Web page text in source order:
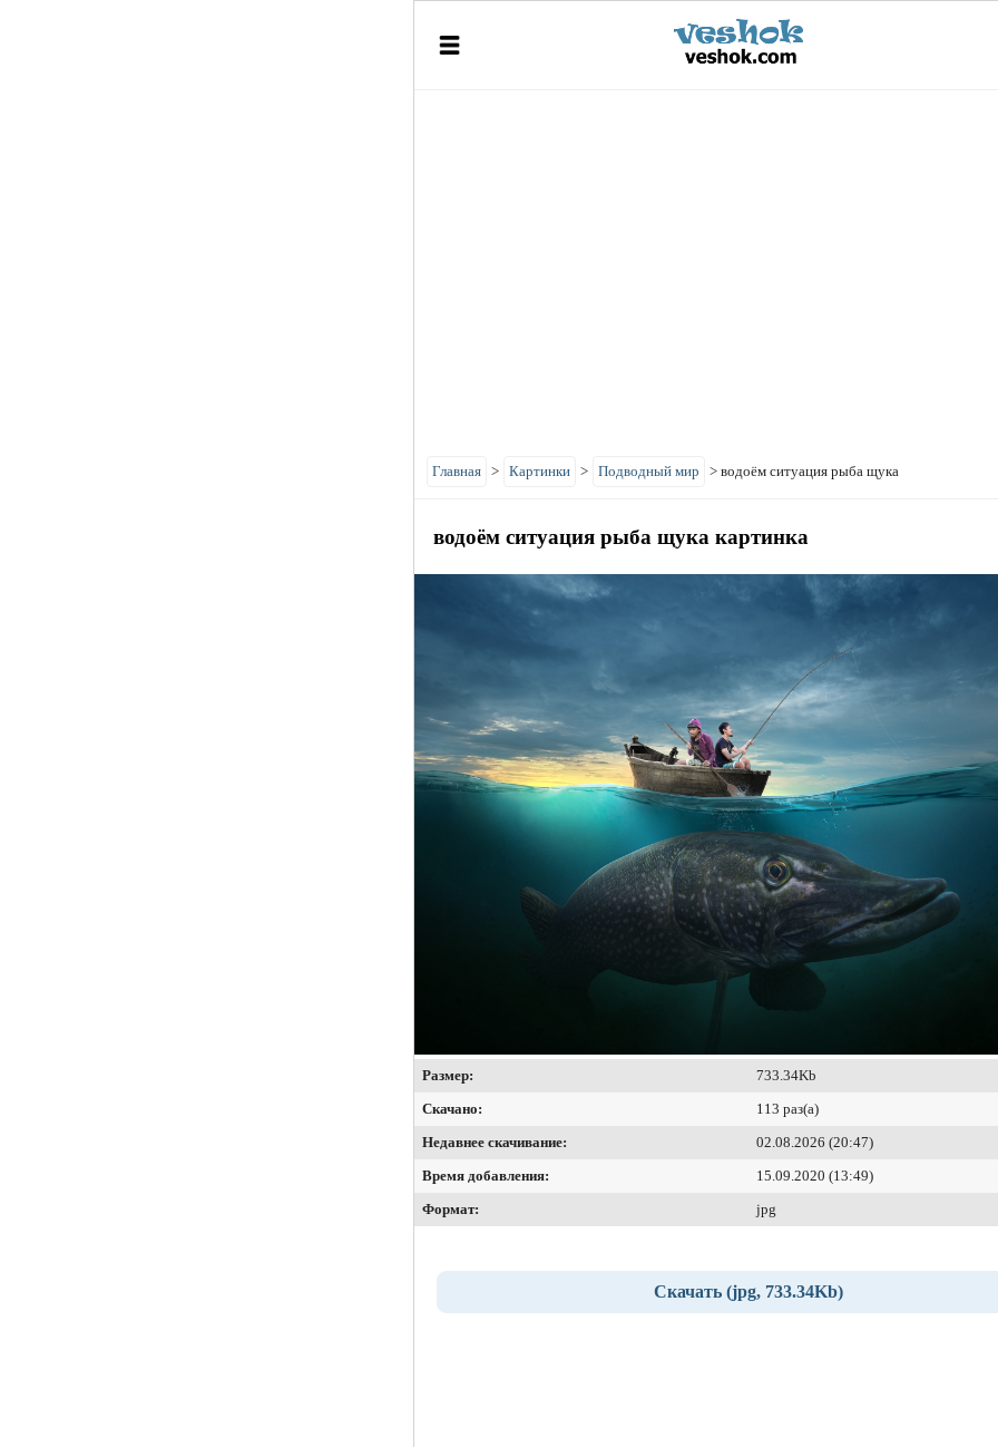
Главная > Картинки > Подводный мир > водоём ситуация рыба щука
водоём ситуация рыба щука картинка
Размер:
733.34Kb
Скачано:
113 раз(а)
Недавнее скачивание:
02.08.2026 (20:47)
Время добавления:
15.09.2020 (13:49)
Формат:
jpg
Скачать (jpg, 733.34Kb)